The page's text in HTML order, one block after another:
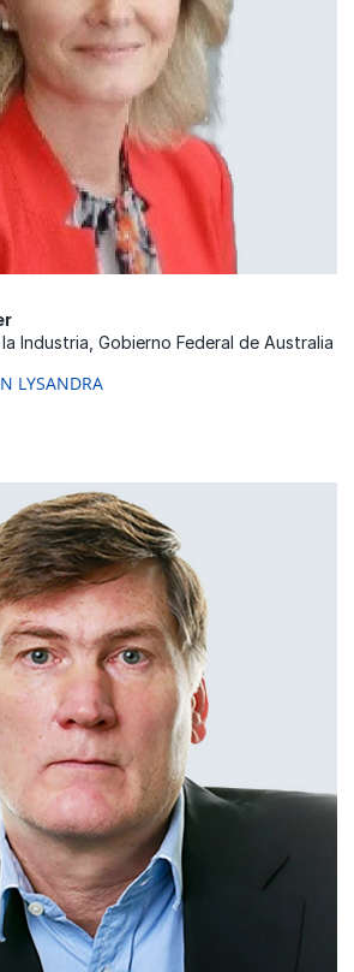
Industria, Gobierno Federal de Australia
LYSANDRA